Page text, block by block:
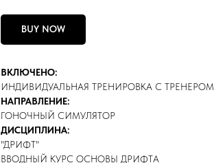
BUY NOW
ВКЛЮЧЕНО:
ИНДИВИДУАЛЬНАЯ ТРЕНИРОВКА С ТРЕНЕРОМ
НАПРАВЛЕНИЕ:
ГОНОЧНЫЙ СИМУЛЯТОР
ДИСЦИПЛИНА:
"ДРИФТ"
ВВОДНЫЙ КУРС ОСНОВЫ ДРИФТА